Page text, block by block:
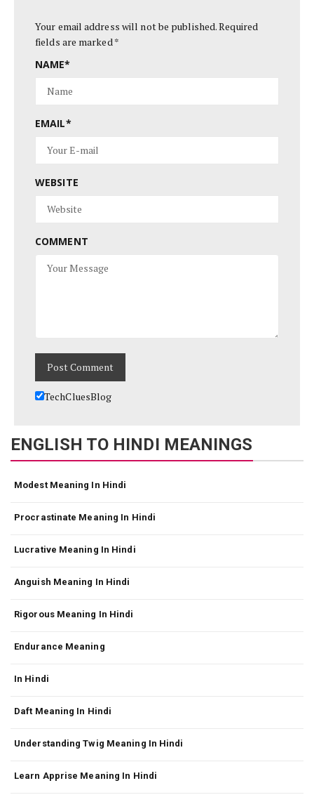
Your email address will not be published.Required
fields are marked *
NAME*
EMAIL*
WEBSITE
COMMENT
TechCluesBlog
ENGLISH TO HINDI MEANINGS
Modest Meaning In Hindi
Procrastinate Meaning In Hindi
Lucrative Meaning In Hindi
Anguish Meaning In Hindi
Rigorous Meaning In Hindi
Endurance Meaning
In Hindi
Daft Meaning In Hindi
Understanding Twig Meaning In Hindi
Learn Apprise Meaning In Hindi